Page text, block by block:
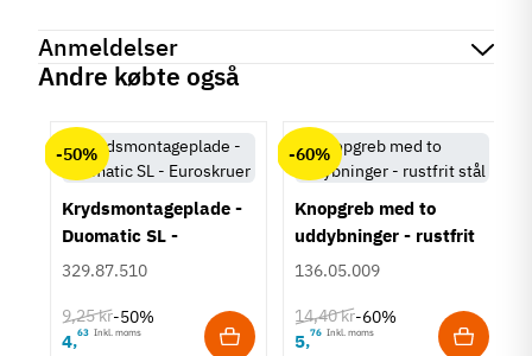
På lager1 Enhed
Produktinformation
Materiale
Træ
Lakeret
Montering
Anmeldelser
Andre købte også
-50%
Krydsmontageplade -
Duomatic SL -
Euroskruer
329.87.510
9,25 kr-50%
4,63 Inkl. moms
-60%
Knopgreb med to
uddybninger - rustfrit
stål
136.05.009
14,40 kr-60%
5,76 Inkl. moms